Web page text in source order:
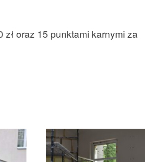
oraz 15 punktami karnymi za